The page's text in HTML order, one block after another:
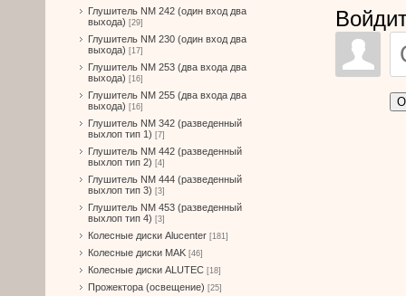
Глушитель NM 242 (один вход два
выхода) [29]
Глушитель NM 230 (один вход два
выхода) [17]
Глушитель NM 253 (два входа два
выхода) [16]
Глушитель NM 255 (два входа два
выхода) [16]
Глушитель NM 342 (разведенный
выхлоп тип 1) [7]
Глушитель NM 442 (разведенный
выхлоп тип 2) [4]
Глушитель NM 444 (разведенный
выхлоп тип 3) [3]
Глушитель NM 453 (разведенный
выхлоп тип 4) [3]
Колесные диски Alucenter [181]
Колесные диски MAK [46]
Колесные диски ALUTEC [18]
Прожектора (освещение) [25]